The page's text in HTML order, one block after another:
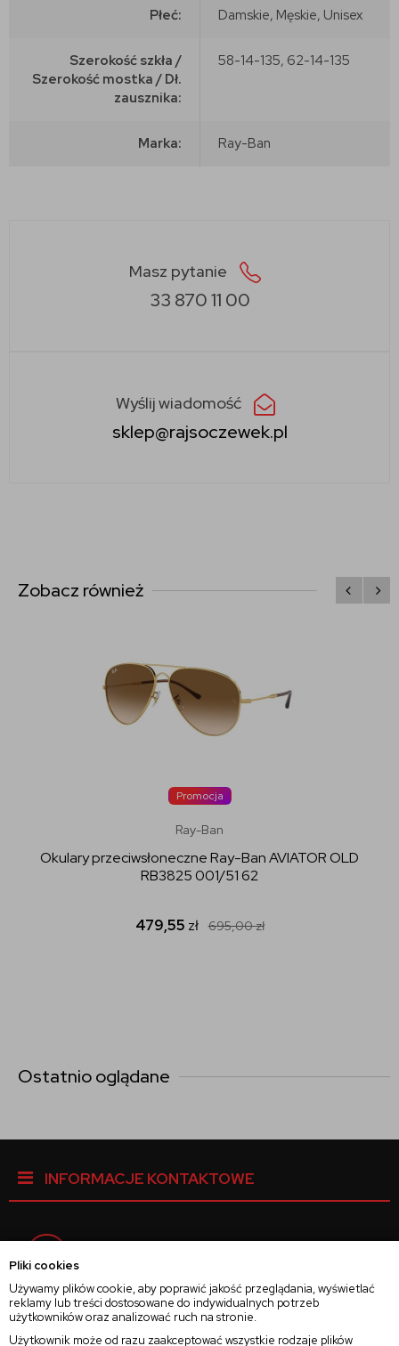
Pliki cookies
Używamy plików cookie, aby poprawić jakość przeglądania, wyświetlać
reklamy lub treści dostosowane do indywidualnych potrzeb
użytkowników oraz analizować ruch na stronie.
Użytkownik może od razu zaakceptować wszystkie rodzaje plików
Płeć: Damskie, Męskie, Unisex
Szerokość szkła /
Szerokość mostka / Dł.
zausznika:
58-14-135, 62-14-135
Marka: Ray-Ban
Masz pytanie
33 870 11 00
Wyślij wiadomość
sklep@rajsoczewek.pl
Zobacz również
Promocja
Ray-Ban
Okulary przeciwsłoneczne Ray-Ban AVIATOR OLD
RB3825 001/51 62
479,55 zł 695,00zł
Ostatnio oglądane
INFORMACJE KONTAKTOWE
Instagram